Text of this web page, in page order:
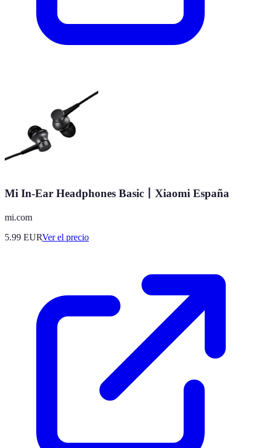
Mi In-Ear Headphones Basic丨Xiaomi España
mi.com
5.99 EURVer el precio